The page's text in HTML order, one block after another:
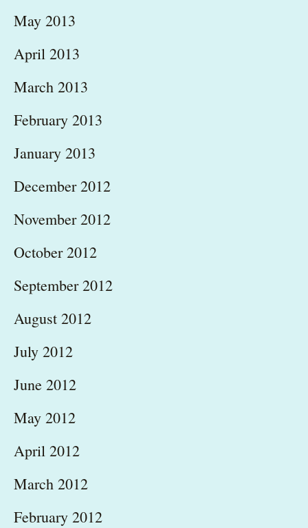
May 2013
April 2013
March 2013
February 2013
January 2013
December 2012
November 2012
October 2012
September 2012
August 2012
July 2012
June 2012
May 2012
April 2012
March 2012
February 2012